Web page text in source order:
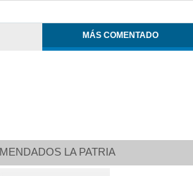
MÁS COMENTADO
LA PATRIA